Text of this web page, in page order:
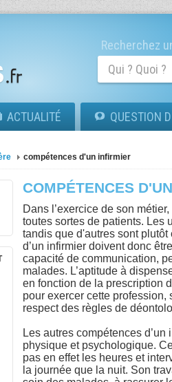
Recherchez
ACTUALITÉ QUESTION
compétences d'un infirmier
COMPÉTENCES
Dans l’exercice de son
toutes sortes de patients. Les
tandis que d'autres sont
d’un infirmier doivent donc
capacité de communication,
malades. L’aptitude à
en fonction de la prescription
pour exercer cette
respect des règles de
Les autres compétences
physique et psychologique.
pas en effet les heures et
la journée que la nuit. Son